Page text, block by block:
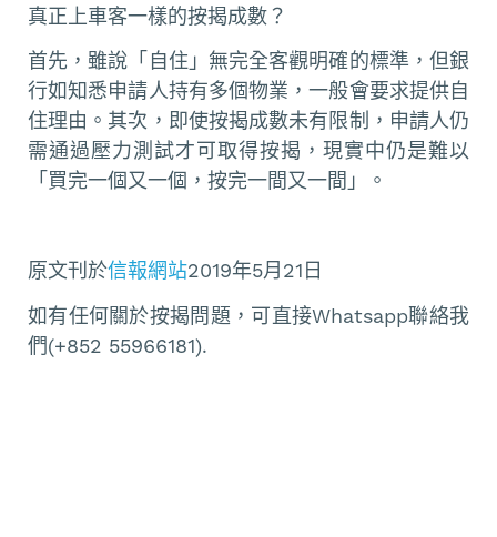
真正上車客一樣的按揭成數？
首先，雖說「自住」無完全客觀明確的標準，但銀
行如知悉申請人持有多個物業，一般會要求提供自
住理由。其次，即使按揭成數未有限制，申請人仍
需通過壓力測試才可取得按揭，現實中仍是難以
「買完一個又一個，按完一間又一間」。
原文刊於信報網站2019年5月21日
如有任何關於按揭問題，可直接Whatsapp聯絡我
們(+852 55966181).